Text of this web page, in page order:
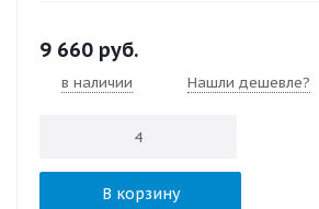
9 660 руб.
в наличии Нашли дешевле?
В корзину